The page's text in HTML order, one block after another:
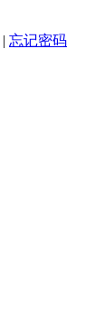
| 忘记密码